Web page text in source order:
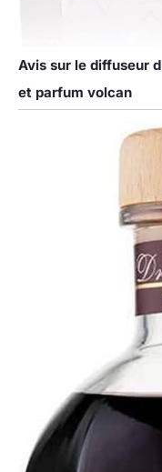
Avis sur le diffuseur
et parfum volcan